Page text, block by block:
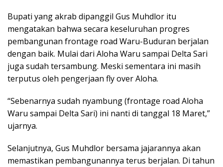
Bupati yang akrab dipanggil Gus Muhdlor itu
mengatakan bahwa secara keseluruhan progres
pembangunan frontage road Waru-Buduran berjalan
dengan baik. Mulai dari Aloha Waru sampai Delta Sari
juga sudah tersambung. Meski sementara ini masih
terputus oleh pengerjaan fly over Aloha.
“Sebenarnya sudah nyambung (frontage road Aloha
Waru sampai Delta Sari) ini nanti di tanggal 18 Maret,”
ujarnya.
Selanjutnya, Gus Muhdlor bersama jajarannya akan
memastikan pembangunannya terus berjalan. Di tahun